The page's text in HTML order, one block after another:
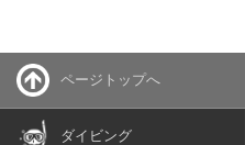
ページトップへ
ダイビング